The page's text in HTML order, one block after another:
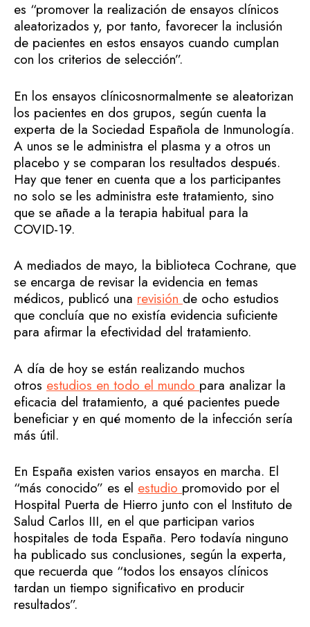
es “promover la realización de ensayos clínicos
aleatorizados y, por tanto, favorecer la inclusión
de pacientes en estos ensayos cuando cumplan
con los criterios de selección”.
En los ensayos clínicosnormalmente se aleatorizan
los pacientes en dos grupos, según cuenta la
experta de la Sociedad Española de Inmunología.
A unos se le administra el plasma y a otros un
placebo y se comparan los resultados después.
Hay que tener en cuenta que a los participantes
no solo se les administra este tratamiento, sino
que se añade a la terapia habitual para la
COVID-19.
A mediados de mayo, la biblioteca Cochrane, que
se encarga de revisar la evidencia en temas
médicos, publicó una revisión de ocho estudios
que concluía que no existía evidencia suficiente
para afirmar la efectividad del tratamiento.
A día de hoy se están realizando muchos
otros estudios en todo el mundo para analizar la
eficacia del tratamiento, a qué pacientes puede
beneficiar y en qué momento de la infección sería
más útil.
En España existen varios ensayos en marcha. El
“más conocido” es el estudio promovido por el
Hospital Puerta de Hierro junto con el Instituto de
Salud Carlos III, en el que participan varios
hospitales de toda España. Pero todavía ninguno
ha publicado sus conclusiones, según la experta,
que recuerda que “todos los ensayos clínicos
tardan un tiempo significativo en producir
resultados”.